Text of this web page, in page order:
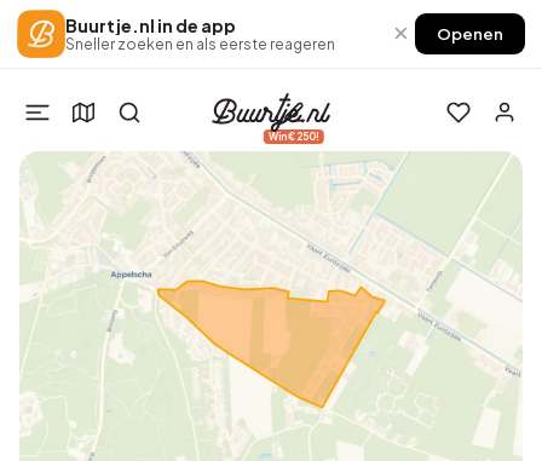
Buurtje.nl in de app
Sneller zoeken en als eerste reageren × Openen
Win €250!